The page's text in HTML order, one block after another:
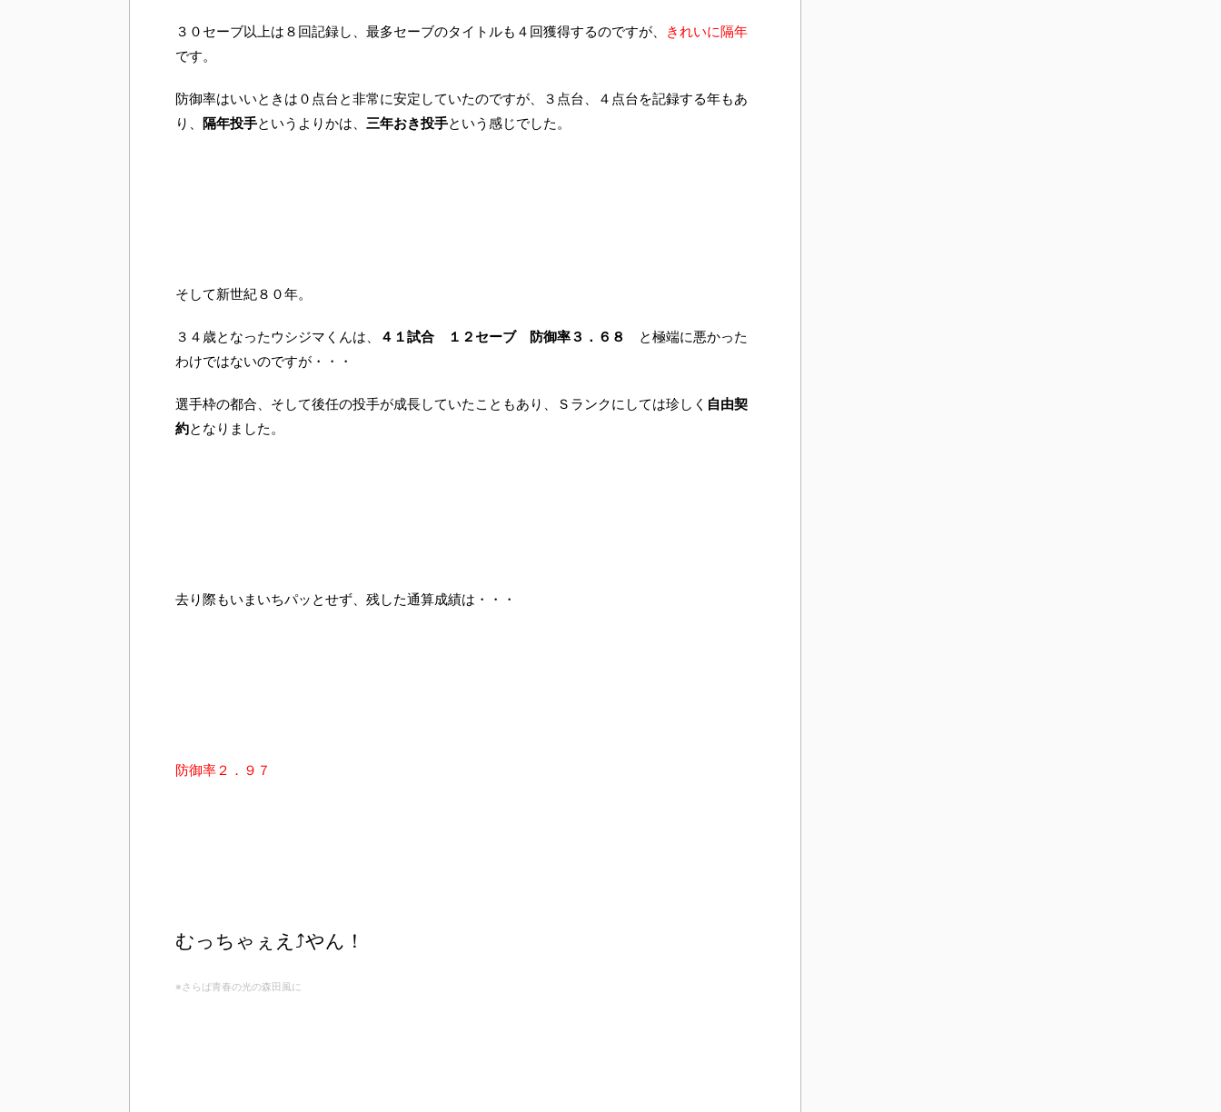
３０セーブ以上は８回記録し、最多セーブのタイトルも４回獲得するのですが、
きれいに隔年
です。
防御率はいいときは０点台と非常に安定していたのですが、３点台、４点台を記録する年もあ
り、 隔年投手というよりかは、 三年おき投手という感じでした。
そして新世紀８０年。
３４歳となったウシジマくんは、 ４１試合 １２セーブ 防御率３．６８
と極端に悪かった
わけではないのですが・・・
選手枠の都合、そして後任の投手が成長していたこともあり、Ｓランクにしては珍しく 自由契
約となりました。
去り際もいまいちパッとせず、残した通算成績は・・・
防御率２．９７
むっちゃぇえ⤴やん！
※さらば青春の光の森田風に